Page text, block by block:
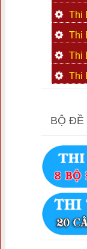
Thi
Thi
Thi
Thi
BỘ ĐỀ